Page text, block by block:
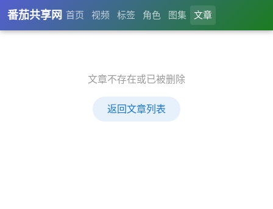
番茄共享网 首页 视频 标签 角色 图集 文章
文章不存在或已被删除
返回文章列表